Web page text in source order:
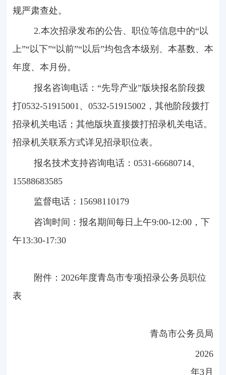
规严肃查处。
2.本次招录发布的公告、职位等信息中的“以
上”“以下”“以前”“以后”均包含本级别、本基数、本
年度、本月份。
报名咨询电话：“先导产业”版块报名阶段拨
打0532-51915001、 0532-51915002 ，其他阶段拨打
招录机关电话；其他版块直接拨打招录机关电话。
招录机关联系方式详见招录职位表。
报名技术支持咨询电话：0531-66680714、
15588683585
监督电话：15698110179
咨询时间：报名期间每日上午9:00-12:00 ，下
午13:30-17:30
附件：2026年度青岛市专项招录公务员职位
表
青岛市公务员局
2026
年3月